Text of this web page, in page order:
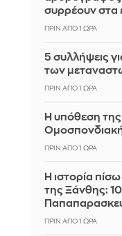
συρρέουν στα
ΠΡΙΝ ΑΠΌ 1 ΏΡΑ
5 συλλήψεις
των
ΠΡΙΝ ΑΠΌ 1 ΏΡΑ
Η υπόθεση
Ομοσπονδιακή
ΠΡΙΝ ΑΠΌ 1 ΏΡΑ
Η ιστορία
της Ξάνθης:
ΠΡΙΝ ΑΠΌ 1 ΏΡΑ